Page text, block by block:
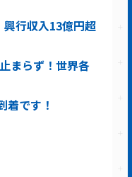
行収入13億円超
まらず！世界各
着です！